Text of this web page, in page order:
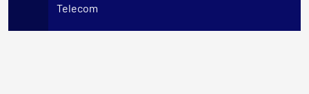
Telecom